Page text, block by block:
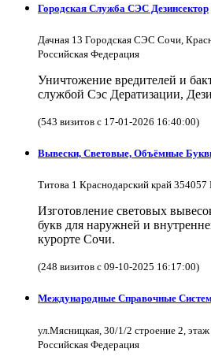
Городская Служба СЭС Дезинсектор
Дачная 13 Городская СЭС Сочи,
Российская Федерация
Уничтожение вредителей и
службой Сэс Дератизации,
(543 визитов с 17-01-2026 16:40:00)
Вывески, Световые, Объёмные
Титова 1 Краснодарский край 354057
Изготовление световых
букв для наружней и
курорте Сочи.
(248 визитов с 09-10-2025 16:17:00)
Международные Справочные
ул.Мясницкая, 30/1/2 строение 2,
Российская Федерация